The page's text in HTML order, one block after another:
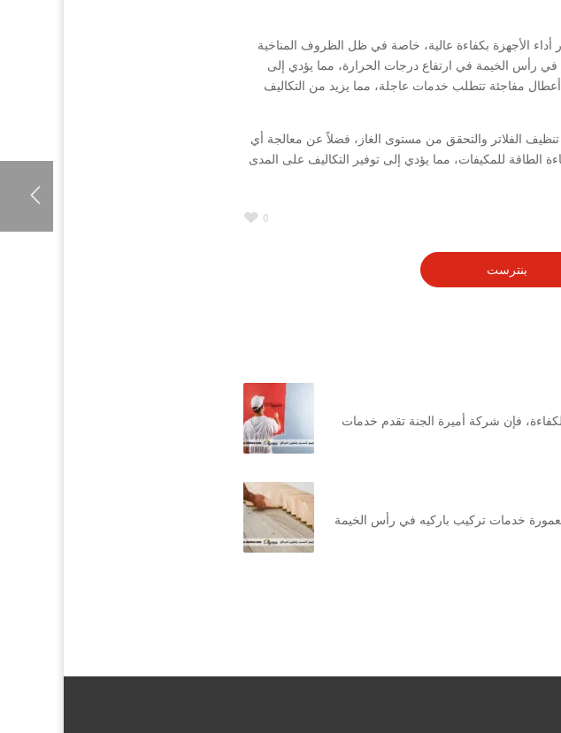
الأجهزة بكفاءة عالية، خاصة في ظل الظروف المناخية
في رأس الخيمة في ارتفاع درجات الحرارة، مما يؤدي إلى
مفاجئة تتطلب خدمات عاجلة، مما يزيد من التكاليف
الفلاتر والتحقق من مستوى الغاز، فضلاً عن معالجة أي
الطاقة للمكيفات، مما يؤدي إلى توفير التكاليف على المدى
0
بنترست
فإن شركة أميرة الجنة تقدم خدمات
خدمات تركيب باركيه في رأس الخيمة